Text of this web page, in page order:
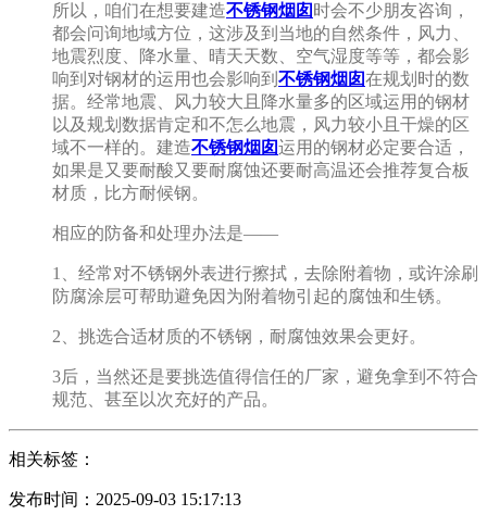
所以，咱们在想要建造不锈钢烟囱时会不少朋友咨询，
都会问询地域方位，这涉及到当地的自然条件，风力、
地震烈度、降水量、晴天天数、空气湿度等等，都会影
响到对钢材的运用也会影响到 不锈钢烟囱在规划时的数
据。经常地震、风力较大且降水量多的区域运用的钢材
以及规划数据肯定和不怎么地震，风力较小且干燥的区
域不一样的。建造不锈钢烟囱运用的钢材必定要合适，
如果是又要耐酸又要耐腐蚀还要耐高温还会推荐复合板
材质，比方耐候钢。
相应的防备和处理办法是——
1、经常对不锈钢外表进行擦拭，去除附着物，或许涂刷
防腐涂层可帮助避免因为附着物引起的腐蚀和生锈。
2、挑选合适材质的不锈钢，耐腐蚀效果会更好。
3后，当然还是要挑选值得信任的厂家，避免拿到不符合
规范、甚至以次充好的产品。
相关标签：
发布时间：2025-09-03 15:17:13